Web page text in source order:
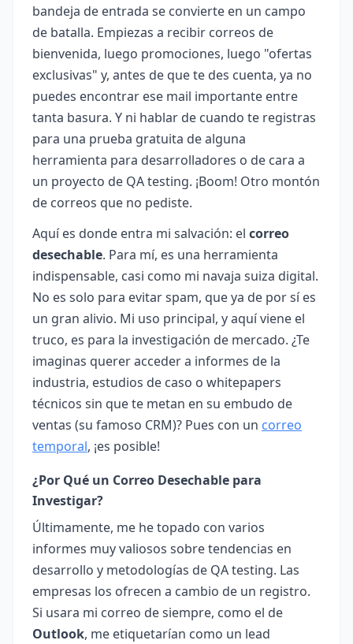
bandeja de entrada se convierte en un campo
de batalla. Empiezas a recibir correos de
bienvenida, luego promociones, luego "ofertas
exclusivas" y, antes de que te des cuenta, ya no
puedes encontrar ese mail importante entre
tanta basura. Y ni hablar de cuando te registras
para una prueba gratuita de alguna
herramienta para desarrolladores o de cara a
un proyecto de QA testing. ¡Boom! Otro montón
de correos que no pediste.
Aquí es donde entra mi salvación: el correo
desechable. Para mí, es una herramienta
indispensable, casi como mi navaja suiza digital.
No es solo para evitar spam, que ya de por sí es
un gran alivio. Mi uso principal, y aquí viene el
truco, es para la investigación de mercado. ¿Te
imaginas querer acceder a informes de la
industria, estudios de caso o whitepapers
técnicos sin que te metan en su embudo de
ventas (su famoso CRM)? Pues con un correo
temporal, ¡es posible!
¿Por Qué un Correo Desechable para
Investigar?
Últimamente, me he topado con varios
informes muy valiosos sobre tendencias en
desarrollo y metodologías de QA testing. Las
empresas los ofrecen a cambio de un registro.
Si usara mi correo de siempre, como el de
Outlook, me etiquetarían como un lead